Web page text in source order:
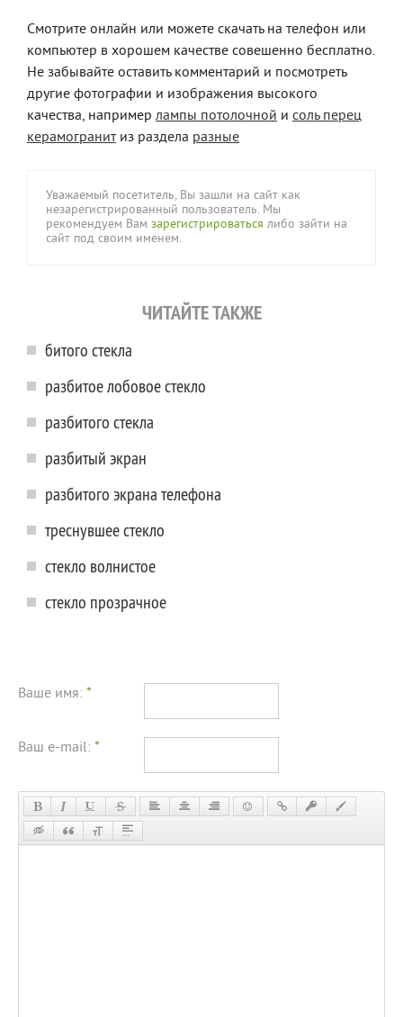
Смотрите онлайн или можете скачать на телефон или
компьютер в хорошем качестве совешенно бесплатно.
Не забывайте оставить комментарий и посмотреть
другие фотографии и изображения высокого
качества, например лампы потолочной и соль перец
керамогранитиз раздела разные
Уважаемый посетитель, Вы зашли на сайт как
незарегистрированный пользователь. Мы
рекомендуем Вам зарегистрироваться либо зайти на
сайт под своим именем.
ЧИТАЙТЕ ТАКЖЕ
битого стекла
разбитое лобовое стекло
разбитого стекла
разбитый экран
разбитого экрана телефона
треснувшее стекло
стекло волнистое
стекло прозрачное
Ваше имя: *
Ваш e-mail: *